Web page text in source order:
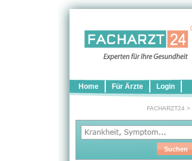
Home Für Ärzte Login
FACHARZT24 >